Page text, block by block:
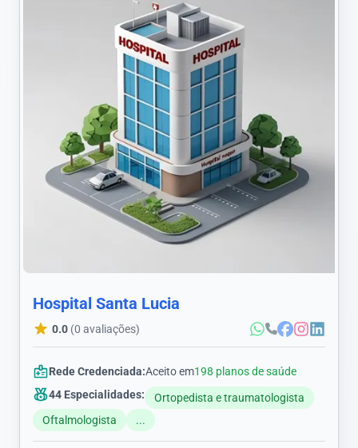
Hospital Santa Lucia
0.0 (0 avaliações)
Rede Credenciada:Aceito em198 planos de saúde
44 Especialidades:
Ortopedista e traumatologista
Oftalmologista
...